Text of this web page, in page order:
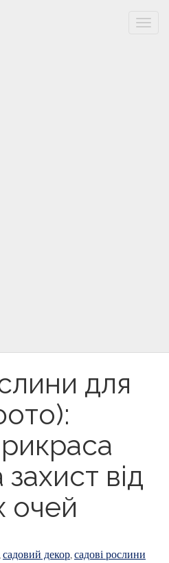
для
від
очей
садовий декор,садові рослини